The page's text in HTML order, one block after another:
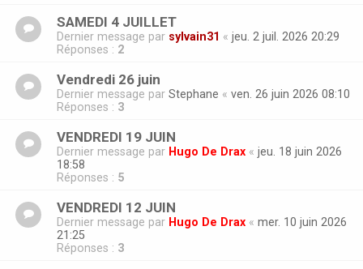
SAMEDI 4 JUILLET
Dernier message par sylvain31 « jeu. 2 juil. 2026 20:29
Réponses : 2
Vendredi 26 juin
Dernier message par Stephane « ven. 26 juin 2026 08:10
Réponses : 3
VENDREDI 19 JUIN
Dernier message par Hugo De Drax « jeu. 18 juin 2026
18:58
Réponses : 5
VENDREDI 12 JUIN
Dernier message par Hugo De Drax « mer. 10 juin 2026
21:25
Réponses : 3